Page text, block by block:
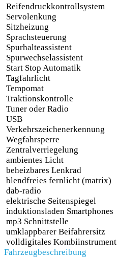
Reifendruckkontrollsystem
Servolenkung
Sitzheizung
Sprachsteuerung
Spurhalteassistent
Spurwechselassistent
Start Stop Automatik
Tagfahrlicht
Tempomat
Traktionskontrolle
Tuner oder Radio
USB
Verkehrszeichenerkennung
Wegfahrsperre
Zentralverriegelung
ambientes Licht
beheizbares Lenkrad
blendfreies fernlicht (matrix)
dab-radio
elektrische Seitenspiegel
induktionsladen Smartphones
mp3 Schnittstelle
umklappbarer Beifahrersitz
volldigitales Kombiinstrument
Fahrzeugbeschreibung